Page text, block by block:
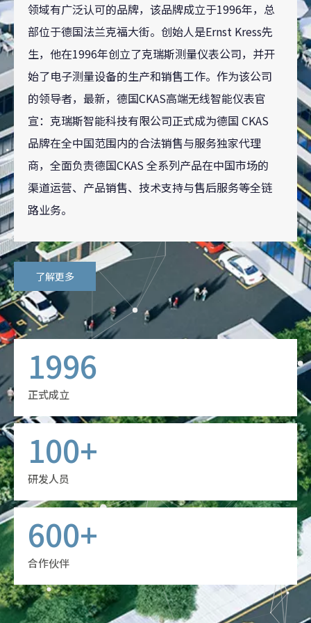
领域有广泛认可的品牌，该品牌成立于1996年，总
部位于德国法兰克福大街。创始人是Ernst Kress先
生，他在1996年创立了克瑞斯测量仪表公司，并开
始了电子测量设备的生产和销售工作。作为该公司
的领导者，最新，德国CKAS高端无线智能仪表官
宣：克瑞斯智能科技有限公司正式成为德国 CKAS
品牌在全中国范围内的合法销售与服务独家代理
商，全面负责德国CKAS 全系列产品在中国市场的
渠道运营、产品销售、技术支持与售后服务等全链
路业务。
了解更多
1996
正式成立
100+
研发人员
600+
合作伙伴